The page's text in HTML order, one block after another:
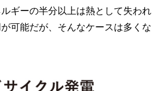
ギーの半分以上は熱として失われ
可能だが、そんなケースは多くな